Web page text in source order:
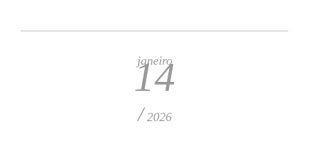
janeiro
14
/ 2026